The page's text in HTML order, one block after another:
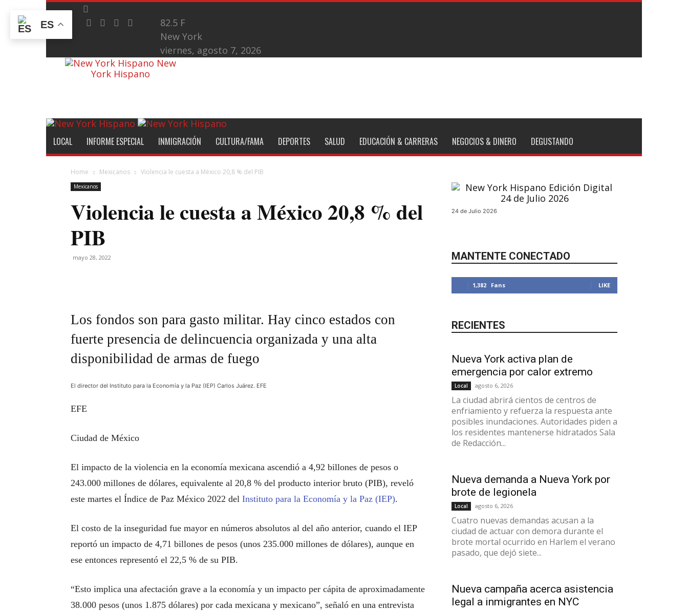
82.5 F
New York
viernes, agosto 7, 2026
New
York Hispano
LOCAL INFORME ESPECIAL INMIGRACIÓN CULTURA/FAMA DEPORTES SALUD EDUCACIÓN & CARRERAS NEGOCIOS & DINERO DEGUSTANDO
Home Mexicanos Violencia le cuesta a México 20,8 % del PIB
Mexicanos
Violencia le cuesta a México 20,8 % del
PIB
mayo 28, 2022
Los fondos son para gasto militar. Hay cinco estados con
fuerte presencia de delincuencia organizada y una alta
disponibilidad de armas de fuego
El director del Instituto para la Economía y la Paz (IEP) Carlos Juárez. EFE
EFE
Ciudad de México
El impacto de la violencia en la economía mexicana ascendió a 4,92 billones de pesos o
243.000 millones de dólares, equivalente al 20,8 % del producto interior bruto (PIB), reveló
este martes el Índice de Paz México 2022 del Instituto para la Economía y la Paz (IEP).
El costo de la inseguridad fue mayor en números absolutos al del año anterior, cuando el IEP
reportó un impacto de 4,71 billones de pesos (unos 235.000 millones de dólares), aunque en
ese entonces representó el 22,5 % de su PIB.
“Esto implica una afectación grave a la economía y un impacto per cápita de aproximadamente
38.000 pesos (unos 1.875 dólares) por cada mexicana y mexicano”, señaló en una entrevista
24 de Julio 2026
MANTENTE CONECTADO
1,382 Fans LIKE
RECIENTES
Nueva York activa plan de
emergencia por calor extremo
Local agosto 6, 2026
La ciudad abrirá cientos de centros de
enfriamiento y refuerza la respuesta ante
posibles inundaciones. Autoridades piden a
los residentes mantenerse hidratados Sala
de Redacción...
Nueva demanda a Nueva York por
brote de legionela
Local agosto 6, 2026
Cuatro nuevas demandas acusan a la
ciudad de actuar con demora durante el
brote mortal ocurrido en Harlem el verano
pasado, que dejó siete...
Nueva campaña acerca asistencia
legal a inmigrantes en NYC
ES